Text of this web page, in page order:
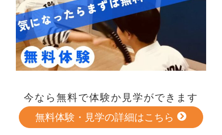
今なら無料で体験か見学ができます
無料体験・見学の詳細はこちら